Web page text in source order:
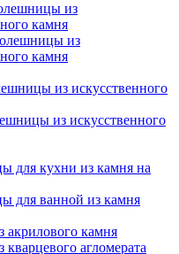
из
камня
из
камня
из искусственного
из искусственного
для кухни из камня на
для ванной из камня
акрилового камня
агломерата